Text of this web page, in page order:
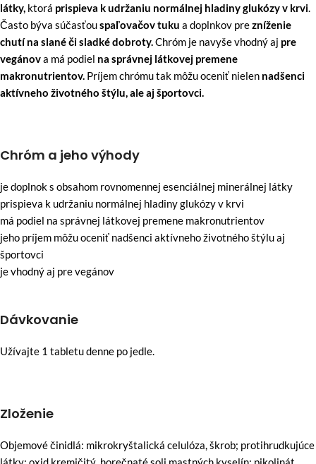
látky, ktorá prispieva k udržaniu normálnej hladiny glukózy v krvi
Často býva súčasťouspaľovačov tuku a doplnkov prezníženie
chutí na slané či sladké dobroty. Chróm je navyše vhodný aj pre
vegánova má podiel na správnej látkovej premene
makronutrientov. Príjem chrómu tak môžu oceniť nielen nadšenci
aktívneho životného štýlu, ale aj športovci.
Chróm a jeho výhody
je doplnok s obsahom rovnomennej esenciálnej minerálnej látky
prispieva k udržaniu normálnej hladiny glukózy v krvi
má podiel na správnej látkovej premene makronutrientov
jeho príjem môžu oceniť nadšenci aktívneho životného štýlu aj
športovci
je vhodný aj pre vegánov
Dávkovanie
Užívajte 1 tabletu denne po jedle.
Zloženie
Objemové činidlá: mikrokryštalická celulóza, škrob; protihrudkujúce